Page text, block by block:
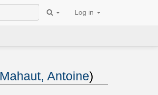
Log in
Mahaut, Antoine)